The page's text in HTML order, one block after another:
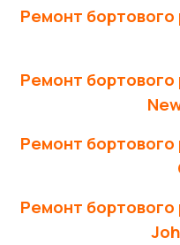
Ремонт бортового
Ремонт бортового
Ремонт бортового
Ремонт бортового